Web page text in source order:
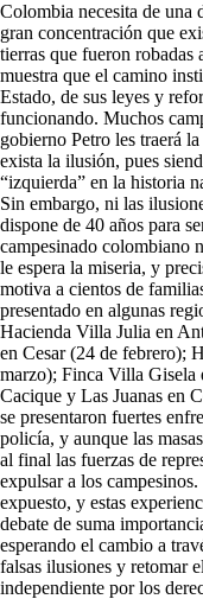
Colombia necesita de una
gran concentración que
tierras que fueron robadas
muestra que el camino
Estado, de sus leyes y
funcionando. Muchos
gobierno Petro les traerá
exista la ilusión, pues
“izquierda” en la historia
Sin embargo, ni las
dispone de 40 años para
campesinado colombiano
le espera la miseria, y
motiva a cientos de
presentado en algunas
Hacienda Villa Julia en
en Cesar (24 de febrero);
marzo); Finca Villa Gisela
Cacique y Las Juanas en
se presentaron fuertes
policía, y aunque las
al final las fuerzas de
expulsar a los
expuesto, y estas
debate de suma
esperando el cambio a
falsas ilusiones y retomar
independiente por los